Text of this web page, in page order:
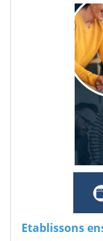
Etablissons